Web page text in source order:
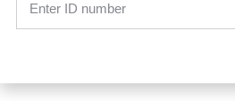
Enter ID number